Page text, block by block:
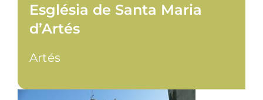
Església de Santa Maria
d’Artés
Artés